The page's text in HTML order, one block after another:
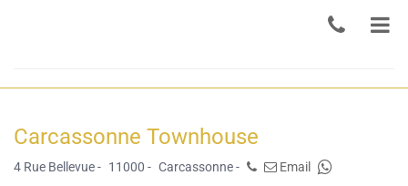
Carcassonne Townhouse
4 Rue Bellevue - 11000 - Carcassonne -
Email